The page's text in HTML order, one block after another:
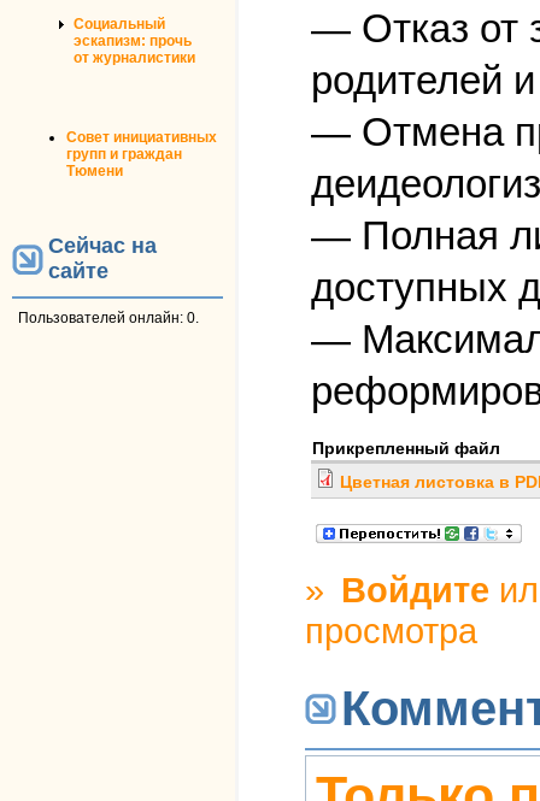
Социальный
эскапизм: прочь
от журналистики
Совет инициативных
групп и граждан
Тюмени
Сейчас на
сайте
Пользователей онлайн: 0.
— Отказ от
родителей
— Отмена
— Полная
доступных
—
Прикрепленный файл
Цветная листовка в
» Войдите
просмотра